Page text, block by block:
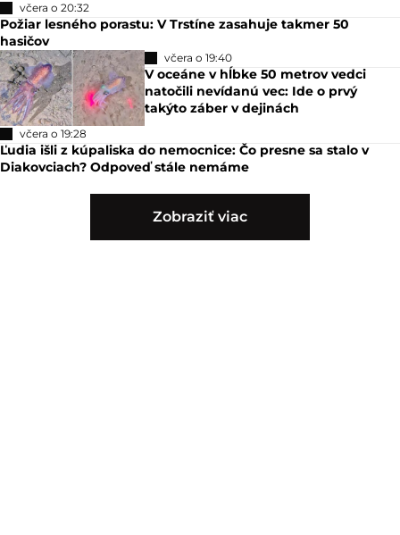
včera o 20:32
Požiar lesného porastu: V Trstíne zasahuje takmer 50
hasičov
včera o 19:40
V oceáne v hĺbke 50 metrov vedci
natočili nevídanú vec: Ide o prvý
takýto záber v dejinách
včera o 19:28
Ľudia išli z kúpaliska do nemocnice: Čo presne sa stalo v
Diakovciach? Odpoveď stále nemáme
Zobraziť viac